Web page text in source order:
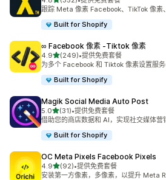
总共 352 条评论
跟踪 Meta 像素 Facebook、TikTok 像素
Built for Shopify
∞ Facebook 像素 ‑Tiktok 像素
4.9星（满分 5 星）
(249)
总共 249 条评论
•提供免费套餐
为多个 Facebook 和 Tiktok 像素设置服
Built for Shopify
Magik Social Media Auto Post
5.0星（满分 5 星）
(31)
总共 31 条评论
•提供免费套餐
借助您的商店数据和 AI，实现社交媒体营
Built for Shopify
OC Meta Pixels Facebook Pixels
4.9星（满分 5 星）
(92)
总共 92 条评论
•提供免费套餐
安装第一方像素，多像素，以提升 Meta